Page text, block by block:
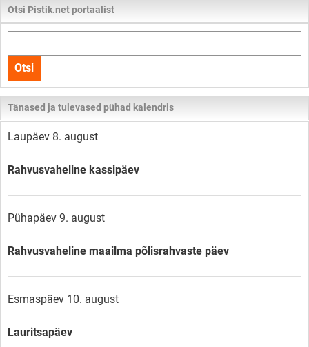
Otsi Pistik.net portaalist
kogu
lehelt
Otsi
Tänased ja tulevased pühad kalendris
Laupäev 8. august
Rahvusvaheline kassipäev
Pühapäev 9. august
Rahvusvaheline maailma põlisrahvaste päev
Esmaspäev 10. august
Lauritsapäev